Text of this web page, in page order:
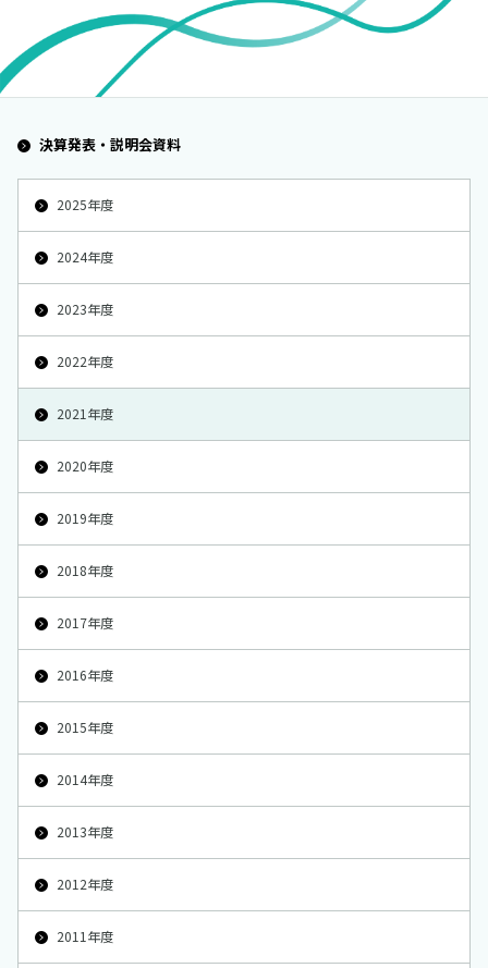
決算発表・説明会資料
2025年度
2024年度
2023年度
2022年度
2021年度
2020年度
2019年度
2018年度
2017年度
2016年度
2015年度
2014年度
2013年度
2012年度
2011年度